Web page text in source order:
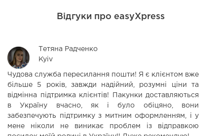
Відгуки про easyXpress
Тетяна Радченко
Kyiv
Чудова служба пересилання пошти! Я є клієнтом вже
більше 5 років, завжди надійний, розумні ціни та
відмінна підтримка клієнтів! Пакунки доставляються
в Україну вчасно, як і було обіцяно, вони
забезпечують підтримку з митним оформленням, і у
мене ніколи не виникає проблем із відправкою